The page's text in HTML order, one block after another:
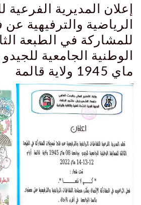
إعلان المديرية
الرياضية والترفيهية
للمشاركة في الطبعة
ماي 1945 ولاية قالمة